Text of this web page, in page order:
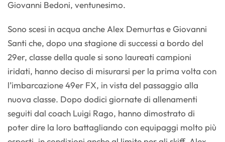
Giovanni Bedoni, ventunesimo.
Sono scesi in acqua anche Alex Demurtas e Giovanni
Santi che, dopo una stagione di successi a bordo del
29er, classe della quale si sono laureati campioni
iridati, hanno deciso di misurarsi per la prima volta con
l’imbarcazione 49er FX, in vista del passaggio alla
nuova classe. Dopo dodici giornate di allenamenti
seguiti dal coach Luigi Rago, hanno dimostrato di
poter dire la loro battagliando con equipaggi molto più